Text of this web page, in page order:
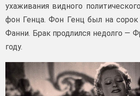
ухаживания видного
фон Генца. Фон Генц был на
Фанни. Брак продлился недолго —
году.